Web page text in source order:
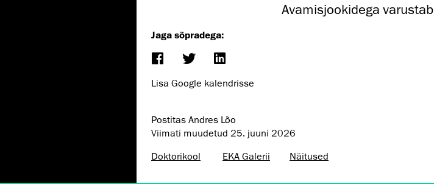
Avamisjookidega varustab
Jaga sõpradega:
Lisa Google kalendrisse
Postitas Andres Lõo
Viimati muudetud 25. juuni 2026
Doktorikool
EKA Galerii Näitused